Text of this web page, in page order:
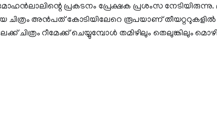
പ്രകടനം പ്രേക്ഷക പ്രശംസ
ചിത്രം അന്‍പത് കോടിയിലേറെ രൂപയാണ്
ചിത്രം റീമേക്ക് ചെയ്യുമ്പോള്‍ തമിഴിലും തെലുങ്കിലും